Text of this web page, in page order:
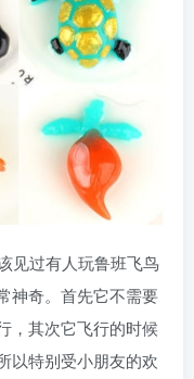
见过有人玩鲁班飞鸟
神奇。首先它不需要
，其次它飞行的时候
以特别受小朋友的欢